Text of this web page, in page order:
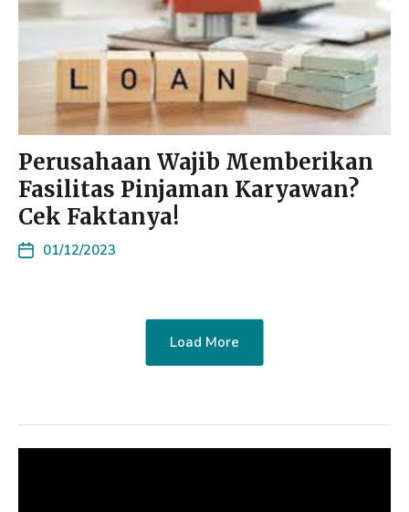
Perusahaan Wajib Memberikan
Fasilitas Pinjaman Karyawan?
Cek Faktanya!
01/12/2023
Load More